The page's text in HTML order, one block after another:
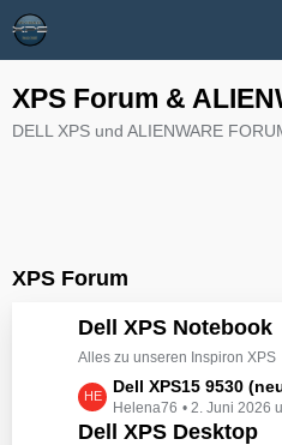
XPS Forum &
DELL XPS und ALIENWARE
XPS Forum
Dell XPS Notebook
Alles zu unseren Inspiron XPS
L
e
t
Dell XPS15 9530 (neue Gen) startet nicht - kein booten, kein
Helena76 2. Juni 2026
Dell XPS Desktop